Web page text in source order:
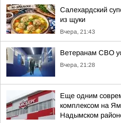
Салехардский
из щуки
Вчера, 21:43
Ветеранам СВО
Вчера, 21:28
Еще одним
комплексом на
Надымском